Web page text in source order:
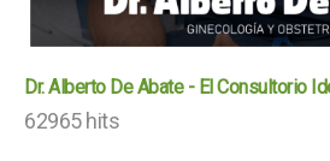
Dr. Alberto De Abate - El Consultorio
62965 hits